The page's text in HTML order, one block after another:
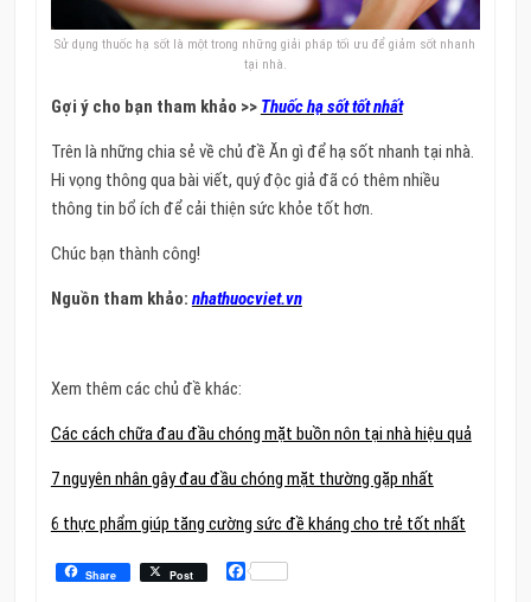
Sử dụng thuốc hạ sốt là một trong những giải pháp tối ưu để giảm sốt nhanh
tại nhà.
Gợi ý cho bạn tham khảo >> Thuốc hạ sốt tốt nhất
Trên là những chia sẻ về chủ đề Ăn gì để hạ sốt nhanh tại nhà.
Hi vọng thông qua bài viết, quý độc giả đã có thêm nhiều
thông tin bổ ích để cải thiện sức khỏe tốt hơn.
Chúc bạn thành công!
Nguồn tham khảo: nhathuocviet.vn
Xem thêm các chủ đề khác:
Các cách chữa đau đầu chóng mặt buồn nôn tại nhà hiệu quả
7 nguyên nhân gây đau đầu chóng mặt thường gặp nhất
6 thực phẩm giúp tăng cường sức đề kháng cho trẻ tốt nhất
Share Post Facebook